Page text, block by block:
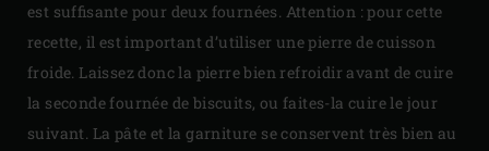
est suffisante pour deux fournées. Attention : pour cette
recette, il est important d’utiliser une pierre de cuisson
froide. Laissez donc la pierre bien refroidir avant de cuire
la seconde fournée de biscuits, ou faites-la cuire le jour
suivant. La pâte et la garniture se conservent très bien au